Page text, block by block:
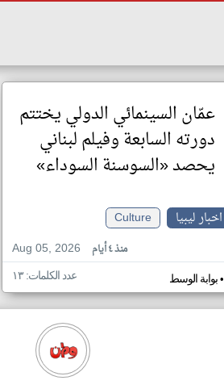
عمّان السينمائي الدولي يختتم
دورته السابعة وفيلم لبناني
يحصد «السوسنة السوداء»
اخبار ليبيا
Culture
Aug 05, 2026
منذ ٤ أيام
بوابة الوسط• عدد الكلمات: ١٣